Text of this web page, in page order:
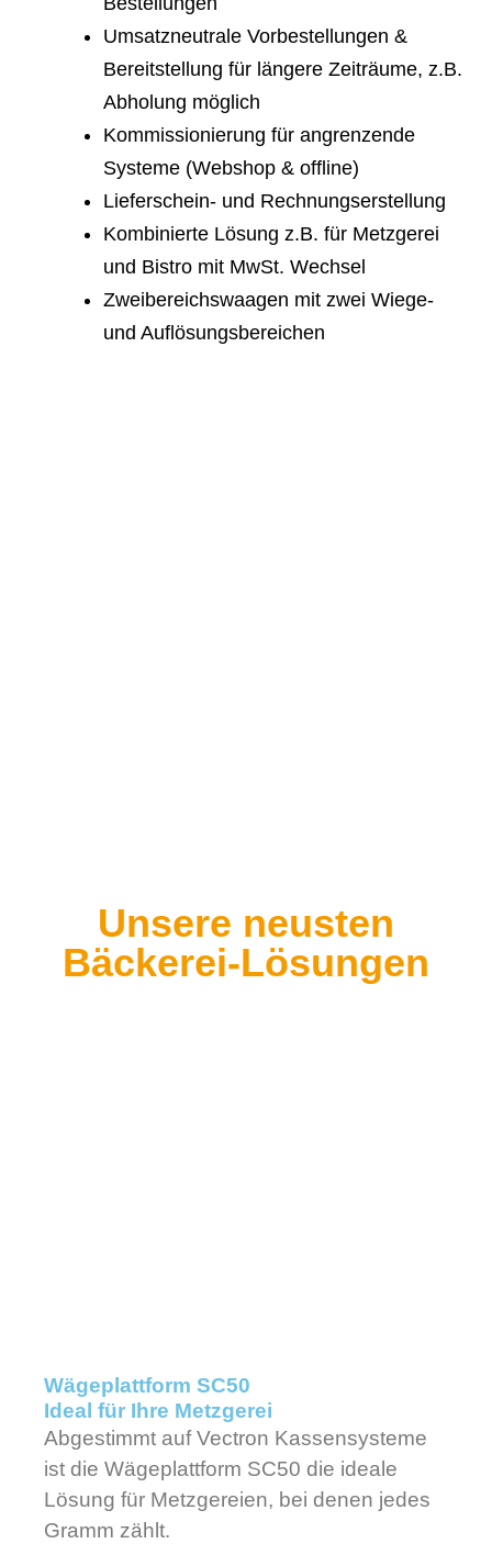
Umsatzneutrale Vorbestellungen &
Bereitstellung für längere Zeiträume, z.B.
Abholung möglich
Kommissionierung für angrenzende
Systeme (Webshop & offline)
Lieferschein- und Rechnungserstellung
Kombinierte Lösung z.B. für Metzgerei
und Bistro mit MwSt. Wechsel
Zweibereichswaagen mit zwei Wiege-
und Auflösungsbereichen
Unsere neusten
Bäckerei-Lösungen
Wägeplattform SC50
Ideal für Ihre Metzgerei
Abgestimmt auf Vectron Kassensysteme
ist die Wägeplattform SC50 die ideale
Lösung für Metzgereien, bei denen jedes
Gramm zählt.